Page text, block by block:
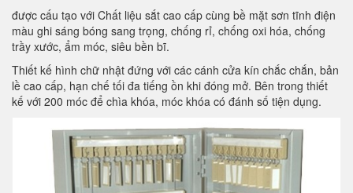
được cấu tạo với Chất liệu sắt cao cấp cùng bề mặt sơn tĩnh điện
màu ghi sáng bóng sang trọng, chống rỉ, chống oxi hóa, chống
trầy xước, ẩm móc, siêu bền bĩ.
Thiết kế hình chữ nhật đứng với các cánh cửa kín chắc chắn, bản
lề cao cấp, hạn chế tối đa tiếng ồn khi đóng mở. Bên trong thiết
kế với 200 móc để chìa khóa, móc khóa có đánh số tiện dụng.